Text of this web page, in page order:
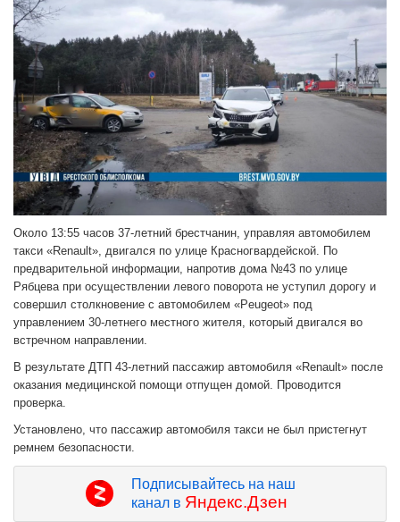
Около 13:55 часов 37-летний брестчанин, управляя автомобилем
такси «Renault», двигался по улице Красногвардейской. По
предварительной информации, напротив дома №43 по улице
Рябцева при осуществлении левого поворота не уступил дорогу и
совершил столкновение с автомобилем «Peugeot» под
управлением 30-летнего местного жителя, который двигался во
встречном направлении.
В результате ДТП 43-летний пассажир автомобиля «Renault» после
оказания медицинской помощи отпущен домой. Проводится
проверка.
Установлено, что пассажир автомобиля такси не был пристегнут
ремнем безопасности.
Подписывайтесь на наш
канал в Яндекс.Дзен